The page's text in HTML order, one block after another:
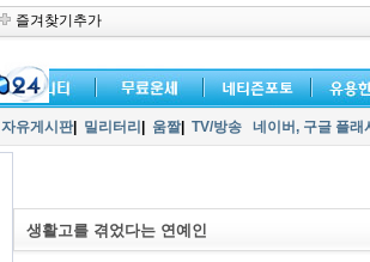
즐겨찾기추가
자유게시판| 밀리터리 움짤| TV/방송 네이버, 구글 플
생활고를 겪었다는 연예인